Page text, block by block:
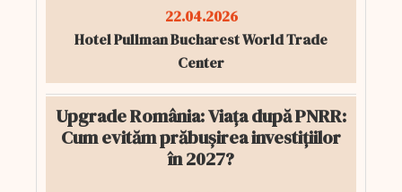
22.04.2026
Hotel Pullman Bucharest World Trade
Center
Upgrade România: Viața după PNRR:
Cum evităm prăbușirea investițiilor
în 2027?